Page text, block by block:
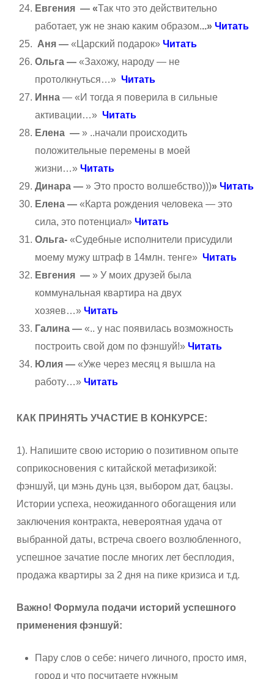
Евгения — «Так что это действительно
работает, уж не знаю каким образом...» Читать
Аня — «Царский подарок» Читать
Ольга — «Захожу, народу — не
протолкнуться…» Читать
Инна— «И тогда я поверила в сильные
активации…» Читать
Елена —» ..начали происходить
положительные перемены в моей
жизни…» Читать
Динара — » Это просто волшебство)))» Читать
Елена — «Карта рождения человека — это
сила, это потенциал» Читать
Ольга- «Судебные исполнители присудили
моему мужу штраф в 14млн. тенге» Читать
Евгения — » У моих друзей была
коммунальная квартира на двух
хозяев…» Читать
Галина — «.. у нас появилась возможность
построить свой дом по фэншуй!» Читать
Юлия — «Уже через месяц я вышла на
работу…» Читать
КАК ПРИНЯТЬ УЧАСТИЕ В КОНКУРСЕ:
1). Напишите свою историю о позитивном опыте
соприкосновения с китайской метафизикой:
фэншуй, ци мэнь дунь цзя, выбором дат, бацзы.
Истории успеха, неожиданного обогащения или
заключения контракта, невероятная удача от
выбранной даты, встреча своего возлюбленного,
успешное зачатие после многих лет бесплодия,
продажа квартиры за 2 дня на пике кризиса и т.д.
Важно! Формула подачи историй успешного
применения фэншуй:
Пару слов о себе: ничего личного, просто имя,
город и что посчитаете нужным